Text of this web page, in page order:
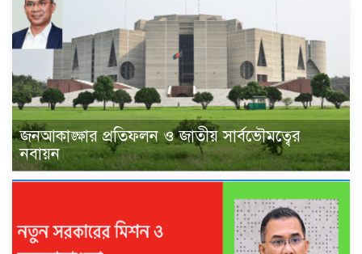
জনআকাঙ্ক্ষার প্রতিফলন ও জাতীয় সার্বভৌমত্বের
নবায়ন